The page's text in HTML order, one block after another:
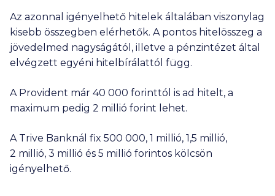
Nem találtad meg, amit kerestél? Nézd meg a
gyakran
ismételt kérdéseketis!
Az azonnal igényelhető hitelek általában viszonylag
kisebb összegben elérhetők. A pontos hitelösszeg a
jövedelmed nagyságától, illetve a pénzintézet által
elvégzett egyéni hitelbírálattól függ.
A Provident már 40 000 forinttól is ad hitelt, a
maximum pedig 2 millió forint lehet.
A Trive Banknál fix 500 000, 1 millió, 1,5 millió,
2 millió, 3 millió és 5 millió forintos kölcsön
igényelhető.